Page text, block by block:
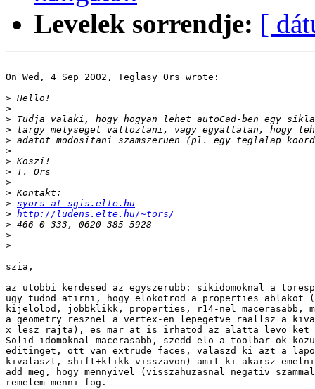
Levelek sorrendje: [
On Wed, 4 Sep 2002, Teglasy Ors wrote:
>
>
>
>
>
>
>
>
>
>
> syors at sgis.elte.hu
> http://ludens.elte.hu/~tors/
>
>
>
szia,
az utobbi kerdesed az egyszerubb: sikidomoknal a
ugy tudod atirni, hogy elokotrod a properties ablakot
kijelolod, jobbklikk, properties, r14-nel macerasabb,
a geometry resznel a vertex-en lepegetve raallsz a
x lesz rajta), es mar at is irhatod az alatta levo ket
Solid idomoknal macerasabb, szedd elo a toolbar-ok
editinget, ott van extrude faces, valaszd ki azt a
kivalaszt, shift+klikk visszavon) amit ki akarsz
add meg, hogy mennyivel (visszahuzasnal negativ
remelem menni fog.